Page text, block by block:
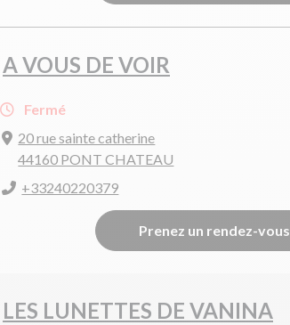
A VOUS DE VOIR
Fermé
20 rue sainte catherine
44160 PONT CHATEAU
+33240220379
Prenez un rendez-vous
LES LUNETTES DE VANINA